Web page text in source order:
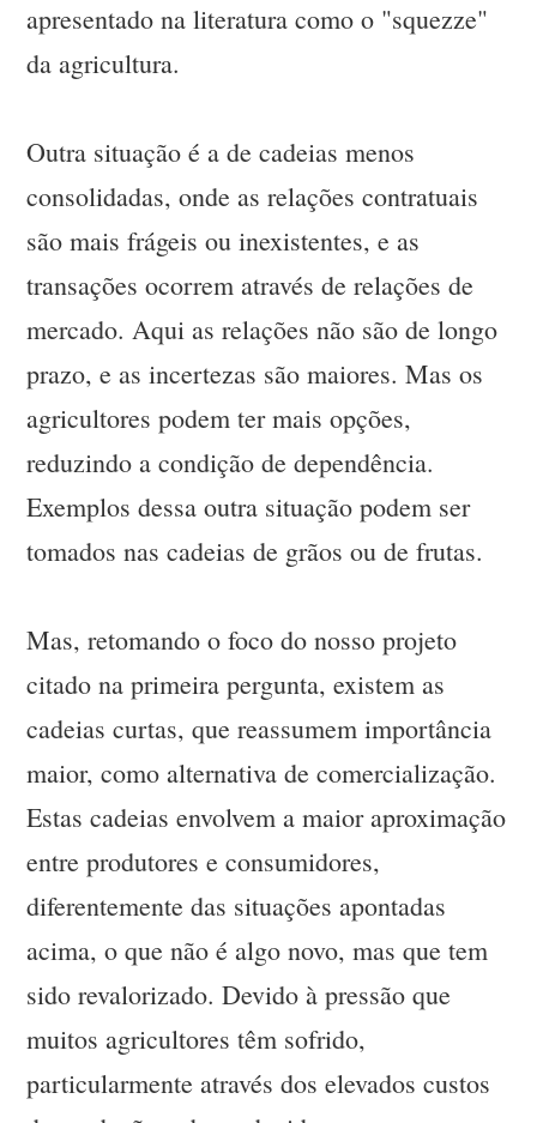
apresentado na literatura como o "squezze"
da agricultura.
Outra situação é a de cadeias menos
consolidadas, onde as relações contratuais
são mais frágeis ou inexistentes, e as
transações ocorrem através de relações de
mercado. Aqui as relações não são de longo
prazo, e as incertezas são maiores. Mas os
agricultores podem ter mais opções,
reduzindo a condição de dependência.
Exemplos dessa outra situação podem ser
tomados nas cadeias de grãos ou de frutas.
Mas, retomando o foco do nosso projeto
citado na primeira pergunta, existem as
cadeias curtas, que reassumem importância
maior, como alternativa de comercialização.
Estas cadeias envolvem a maior aproximação
entre produtores e consumidores,
diferentemente das situações apontadas
acima, o que não é algo novo, mas que tem
sido revalorizado. Devido à pressão que
muitos agricultores têm sofrido,
particularmente através dos elevados custos